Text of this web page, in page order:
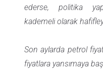
ederse, politika
kademeli olarak
Son aylarda petrol
fiyatlara yansımaya